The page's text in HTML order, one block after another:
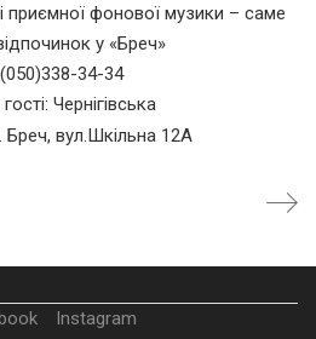
приємної фонової музики – саме
у «Бреч»
34-34
Чернігівська
вул.Шкільна 12А
Instagram